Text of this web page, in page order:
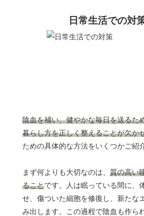
日常生活での対
陰血を補い、健やかな毎日を送るた
暮らし方を正しく整えることが欠か
ための具体的な方法をいくつかご紹
まず何よりも大切なのは、 質の高い
ることです。人は眠っている間に、
せ、傷ついた細胞を修復し、新たな
み出します。この過程で陰血も作ら